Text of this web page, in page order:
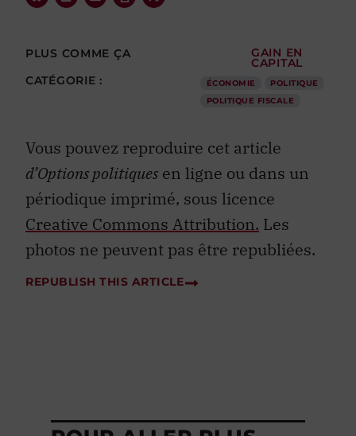
PLUS COMME ÇA
GAIN EN
CAPITAL
CATÉGORIE : ÉCONOMIE
POLITIQUE
POLITIQUE FISCALE
Vous pouvez reproduire cet article
d’Options politiques en ligne ou dans un
périodique imprimé, sous licence
Creative Commons Attribution. Les
photos ne peuvent pas être republiées.
REPUBLISH THIS ARTICLE